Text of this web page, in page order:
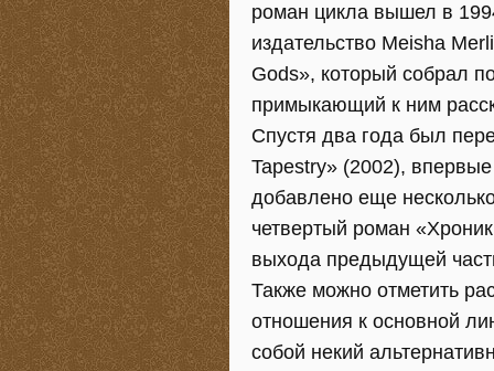
роман цикла вышел в
издательство Meisha
Gods», который собрал
примыкающий к ним
Спустя два года был
Tapestry» (2002),
добавлено еще
четвертый роман
выхода предыдущей
Также можно отметить
отношения к основной
собой некий